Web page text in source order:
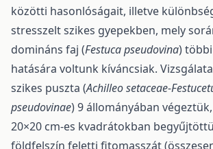
közötti hasonlóságait, illetve
stresszelt szikes gyepekben, mely
domináns faj (Festuca pseudovina)
hatására voltunk kíváncsiak.
szikes puszta (Achilleo setaceae-
pseudovinae) 9 állományában
20×20 cm-es kvadrátokban
földfelszín feletti fitomasszát